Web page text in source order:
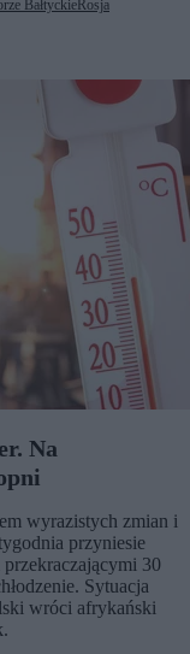
Bałtyckie Rosja
Na
wyrazistych zmian i
przyniesie
30
Sytuacja
wróci afrykański